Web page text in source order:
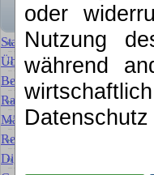
oder
Nutzung
während
Startseite
Über MKE
Bewertung für Ihre Sammlung
Rat & Tat
Märklin Ersatzteilservice
Reparaturservice Reparaturen
Digital- Umbauten &